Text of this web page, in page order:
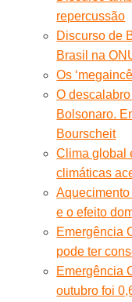
repercussão
Discurso de
Brasil na
Os
O
Bolsonaro.
Bourscheit
Clima global
climáticas
e o efeito
Emergência
pode ter
Emergência
outubro foi